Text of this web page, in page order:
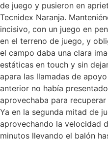
de juego y pusieron en
Tecnidex Naranja.
incisivo, con un juego en
en el terreno de juego, y
el campo daba una clara
estáticas en touch y sin
apara las llamadas de
anterior no había
aprovechaba para
Ya en la segunda mitad de
aprovechando la velocidad
minutos llevando el balón